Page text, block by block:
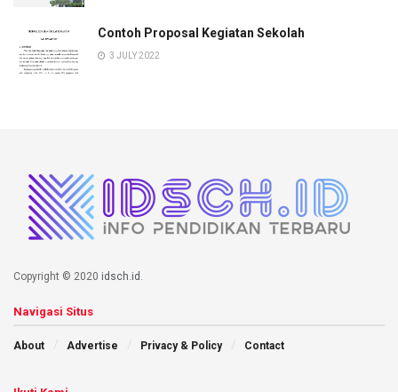
Contoh Proposal Kegiatan Sekolah
3 JULY 2022
Copyright © 2020 idsch.id .
Navigasi Situs
About Advertise Privacy & Policy Contact